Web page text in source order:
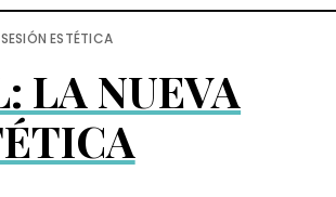
ESTÉTICA
LA NUEVA